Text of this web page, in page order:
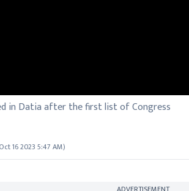
in Datia after the first list of Congress
Oct 16 2023 5:47 AM)